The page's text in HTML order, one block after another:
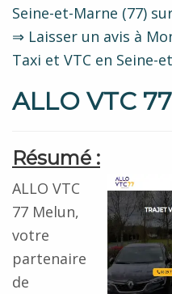
Seine-et-Marne (77)
⇒ Laisser un avis à
Taxi et VTC en Seine-
ALLO VTC
Résumé :
ALLO VTC
77 Melun,
votre
partenaire
de